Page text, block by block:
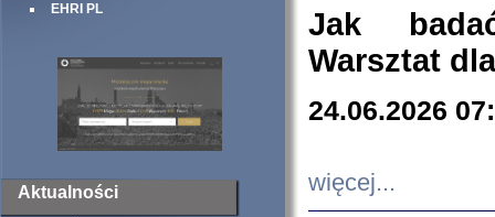
EHRI PL
Aktualności
Jak
Warsztat
24.06.2026
więcej...